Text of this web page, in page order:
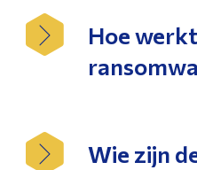
Hoe
Wie zijn